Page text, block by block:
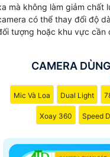
mà không làm giảm chất
có thể thay đổi độ
tượng hoặc khu vực cần
CAMERA
Mic Và Loa Dual Light
Xoay 360 Speed